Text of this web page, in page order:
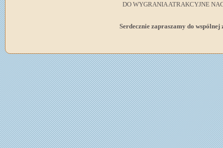
DO WYGRANIA ATRAKCYJNE
Serdecznie zapraszamy do wspólnej